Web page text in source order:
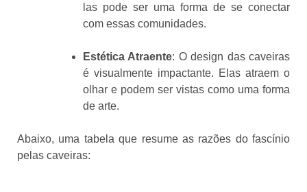
las pode ser uma forma de se conectar
com essas comunidades.
Estética Atraente: O design das caveiras
é visualmente impactante. Elas atraem o
olhar e podem ser vistas como uma forma
de arte.
Abaixo, uma tabela que resume as razões do fascínio
pelas caveiras: